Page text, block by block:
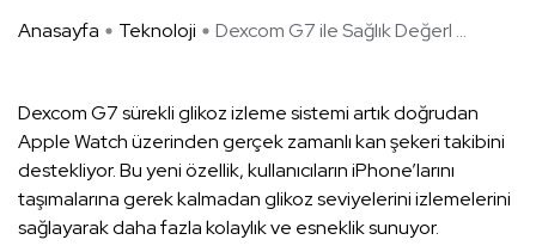
Anasayfa Teknoloji Dexcom G7 ile Sağlık Değerl ...
Dexcom G7 sürekli glikoz izleme sistemi artık doğrudan
Apple Watch üzerinden gerçek zamanlı kan şekeri takibini
destekliyor. Bu yeni özellik, kullanıcıların iPhone’larını
taşımalarına gerek kalmadan glikoz seviyelerini izlemelerini
sağlayarak daha fazla kolaylık ve esneklik sunuyor.